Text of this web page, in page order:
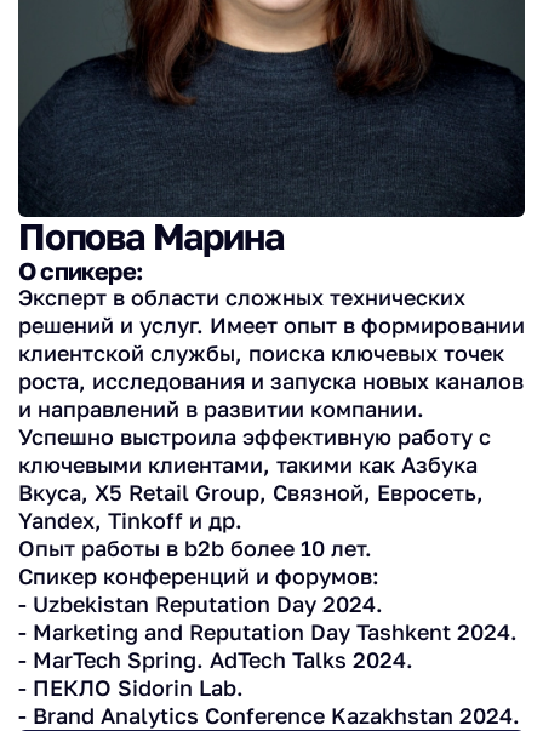
Попова Марина
О спикере:
Эксперт в области сложных технических
решений и услуг. Имеет опыт в формировании
клиентской службы, поиска ключевых точек
роста, исследования и запуска новых каналов
и направлений в развитии компании.
Успешно выстроила эффективную работу с
ключевыми клиентами, такими как Азбука
Вкуса, X5 Retail Group, Связной, Евросеть,
Yandex, Tinkoff и др.
Опыт работы в b2b более 10 лет.
Спикер конференций и форумов:
- Uzbekistan Reputation Day 2024.
- Marketing and Reputation Day Tashkent 2024.
- MarTech Spring. AdTech Talks 2024.
- ПЕКЛО Sidorin Lab.
- Brand Analytics Conference Kazakhstan 2024.